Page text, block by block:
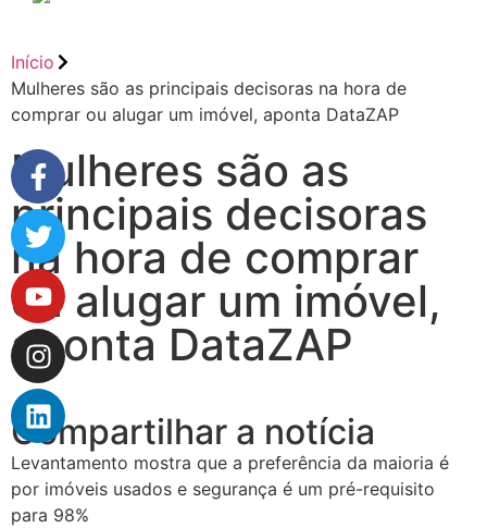
Início
Mulheres são as principais decisoras na hora de
comprar ou alugar um imóvel, aponta DataZAP
Mulheres são as
principais decisoras
na hora de comprar
ou alugar um imóvel,
aponta DataZAP
Compartilhar a notícia
Levantamento mostra que a preferência da maioria é
por imóveis usados e segurança é um pré-requisito
para 98%